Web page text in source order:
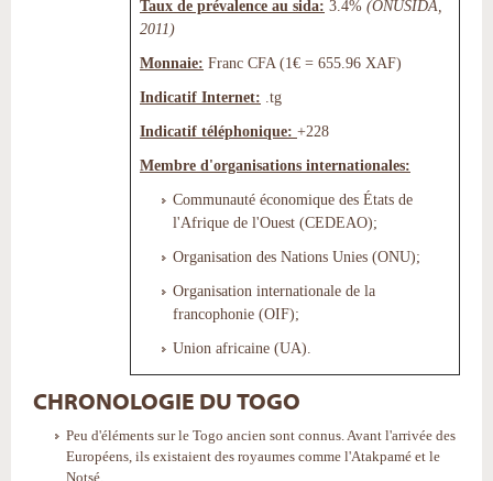
Taux de prévalence au sida: 3.4% (ONUSIDA,
2011)
Monnaie: Franc CFA (1€ = 655.96 XAF)
Indicatif Internet: .tg
Indicatif téléphonique: +228
Membre d'organisations internationales:
Communauté économique des États de
l'Afrique de l'Ouest (CEDEAO);
Organisation des Nations Unies (ONU);
Organisation internationale de la
francophonie (OIF);
Union africaine (UA).
CHRONOLOGIE DU TOGO
Peu d'éléments sur le Togo ancien sont connus. Avant l'arrivée des
Européens, ils existaient des royaumes comme l'Atakpamé et le
Notsé.